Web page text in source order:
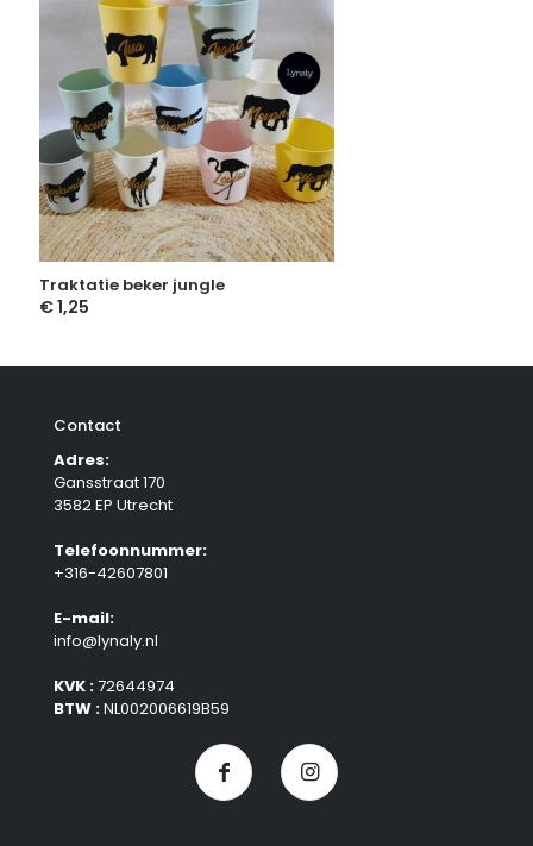
Traktatie beker jungle
€1,25
Contact
Adres:
Gansstraat 170
3582 EP Utrecht
Telefoonnummer:
+316-42607801
E-mail:
info@lynaly.nl
KVK :72644974
BTW :NL002006619B59